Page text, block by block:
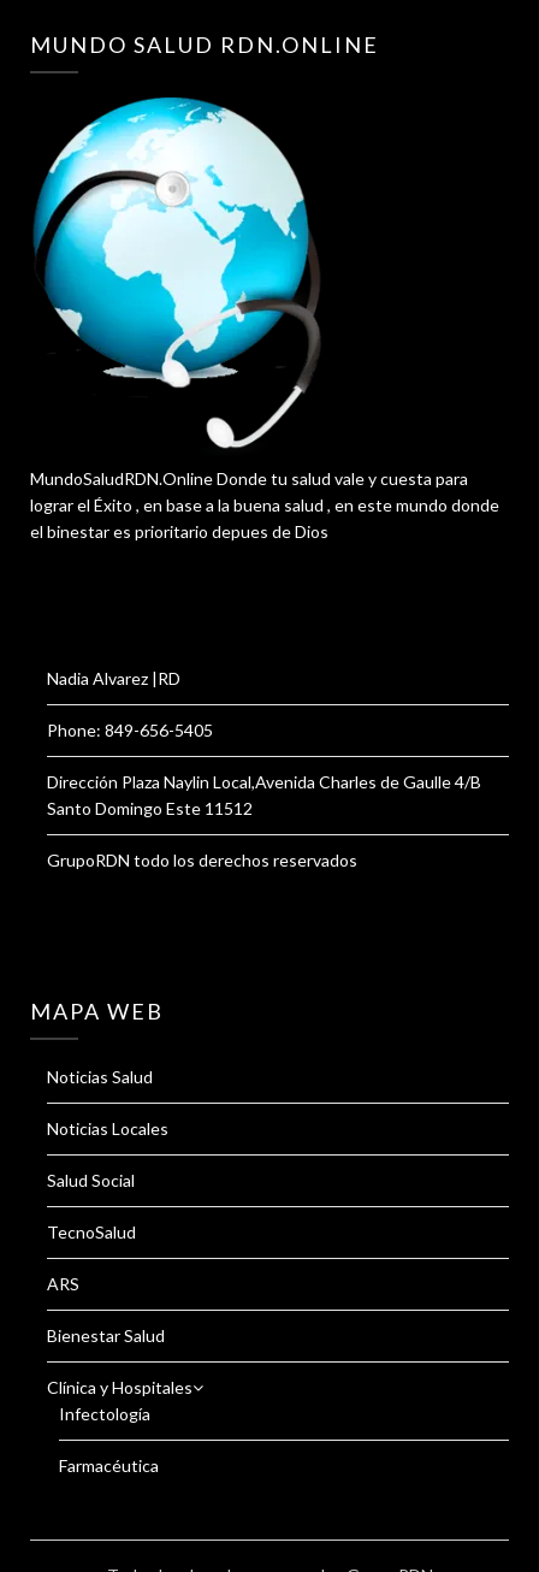
MUNDO SALUD RDN.ONLINE
MundoSaludRDN.Online Donde tu salud vale y cuesta para
lograr el Éxito , en base a la buena salud , en este mundo donde
el binestar es prioritario depues de Dios
Nadia Alvarez |RD
Phone: 849-656-5405
Dirección Plaza Naylin Local,Avenida Charles de Gaulle 4/B
Santo Domingo Este 11512
GrupoRDN todo los derechos reservados
MAPA WEB
Noticias Salud
Noticias Locales
Salud Social
TecnoSalud
ARS
Bienestar Salud
Clínica y Hospitales
Infectología
Farmacéutica